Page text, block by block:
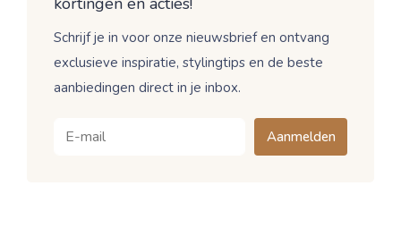
Schrijf je in voor onze nieuwsbrief en ontvang
exclusieve inspiratie, stylingtips en de beste
aanbiedingen direct in je inbox.
Aanmelden